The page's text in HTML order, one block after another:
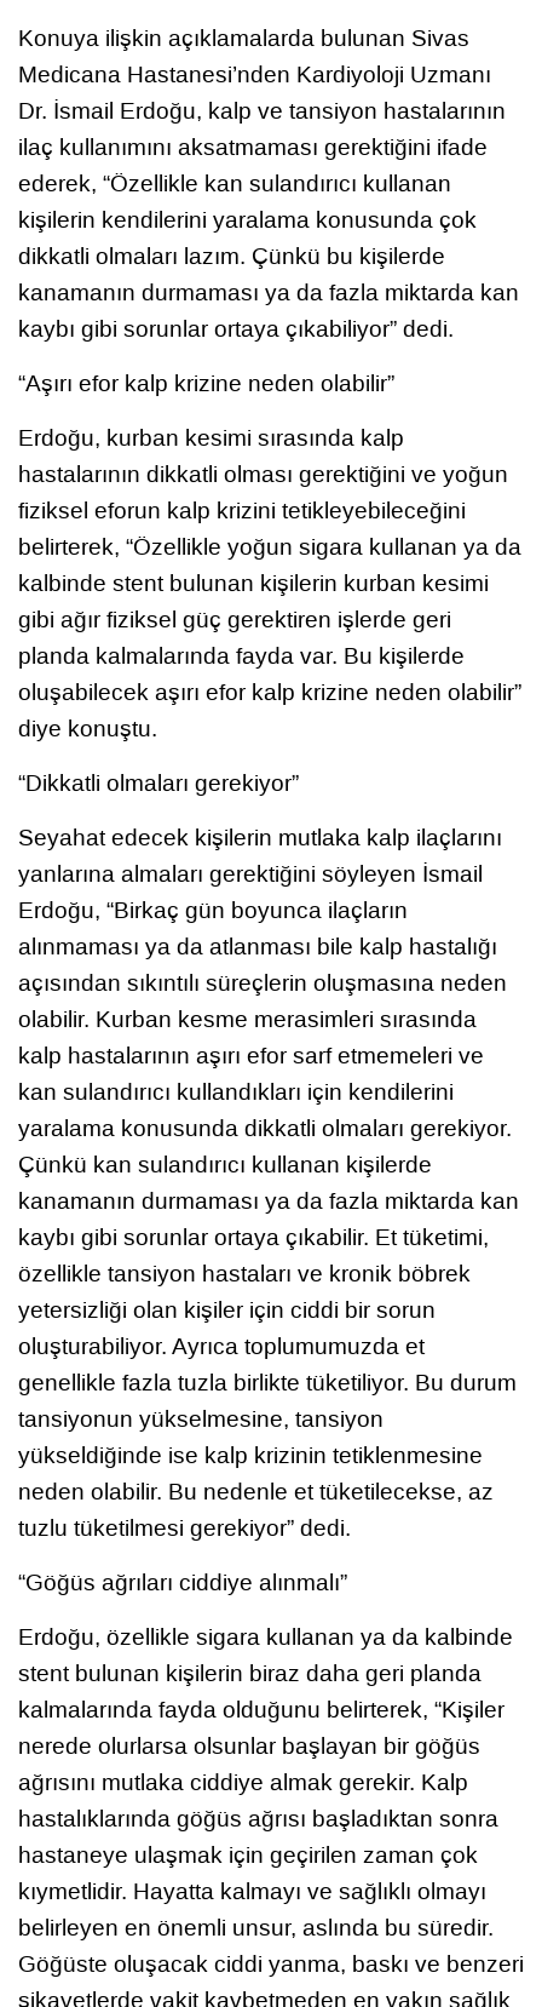
Konuya ilişkin açıklamalarda bulunan Sivas
Medicana Hastanesi’nden Kardiyoloji Uzmanı
Dr. İsmail Erdoğu, kalp ve tansiyon hastalarının
ilaç kullanımını aksatmaması gerektiğini ifade
ederek, “Özellikle kan sulandırıcı kullanan
kişilerin kendilerini yaralama konusunda çok
dikkatli olmaları lazım. Çünkü bu kişilerde
kanamanın durmaması ya da fazla miktarda kan
kaybı gibi sorunlar ortaya çıkabiliyor” dedi.
“Aşırı efor kalp krizine neden olabilir”
Erdoğu, kurban kesimi sırasında kalp
hastalarının dikkatli olması gerektiğini ve yoğun
fiziksel eforun kalp krizini tetikleyebileceğini
belirterek, “Özellikle yoğun sigara kullanan ya da
kalbinde stent bulunan kişilerin kurban kesimi
gibi ağır fiziksel güç gerektiren işlerde geri
planda kalmalarında fayda var. Bu kişilerde
oluşabilecek aşırı efor kalp krizine neden olabilir”
diye konuştu.
“Dikkatli olmaları gerekiyor”
Seyahat edecek kişilerin mutlaka kalp ilaçlarını
yanlarına almaları gerektiğini söyleyen İsmail
Erdoğu, “Birkaç gün boyunca ilaçların
alınmaması ya da atlanması bile kalp hastalığı
açısından sıkıntılı süreçlerin oluşmasına neden
olabilir. Kurban kesme merasimleri sırasında
kalp hastalarının aşırı efor sarf etmemeleri ve
kan sulandırıcı kullandıkları için kendilerini
yaralama konusunda dikkatli olmaları gerekiyor.
Çünkü kan sulandırıcı kullanan kişilerde
kanamanın durmaması ya da fazla miktarda kan
kaybı gibi sorunlar ortaya çıkabilir. Et tüketimi,
özellikle tansiyon hastaları ve kronik böbrek
yetersizliği olan kişiler için ciddi bir sorun
oluşturabiliyor. Ayrıca toplumumuzda et
genellikle fazla tuzla birlikte tüketiliyor. Bu durum
tansiyonun yükselmesine, tansiyon
yükseldiğinde ise kalp krizinin tetiklenmesine
neden olabilir. Bu nedenle et tüketilecekse, az
tuzlu tüketilmesi gerekiyor” dedi.
“Göğüs ağrıları ciddiye alınmalı”
Erdoğu, özellikle sigara kullanan ya da kalbinde
stent bulunan kişilerin biraz daha geri planda
kalmalarında fayda olduğunu belirterek, “Kişiler
nerede olurlarsa olsunlar başlayan bir göğüs
ağrısını mutlaka ciddiye almak gerekir. Kalp
hastalıklarında göğüs ağrısı başladıktan sonra
hastaneye ulaşmak için geçirilen zaman çok
kıymetlidir. Hayatta kalmayı ve sağlıklı olmayı
belirleyen en önemli unsur, aslında bu süredir.
Göğüste oluşacak ciddi yanma, baskı ve benzeri
şikayetlerde vakit kaybetmeden en yakın sağlık